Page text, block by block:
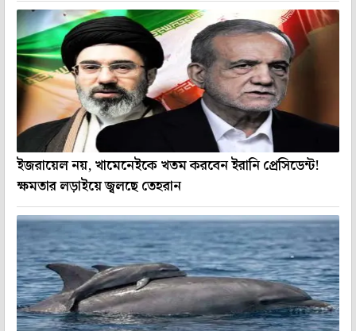
ইজরায়েল নয়, খামেনেইকে খতম করবেন ইরানি প্রেসিডেন্ট!
ক্ষমতার লড়াইয়ে জ্বলছে তেহরান